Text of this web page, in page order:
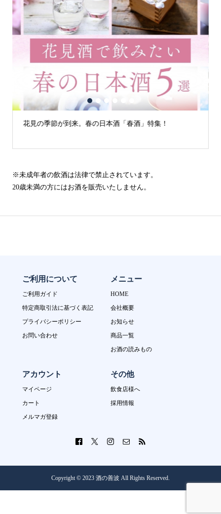
本酒「春酒」特集！ 古城の街「犬山」の日本酒
1 2 3
※未成年者の飲酒は法律で禁止されています。
20歳未満の方にはお酒を販売いたしません。
ご利用について
ご利用ガイド
特定商取引法に基づく表記
プライバシーポリシー
お問い合わせ
メニュー
HOME
会社概要
お知らせ
商品一覧
お酒の読みもの
アカウント
マイページ
カート
メルマガ登録
その他
飲食店様へ
採用情報
Copyright © 2023 酒の善波 All Rights Reserved.